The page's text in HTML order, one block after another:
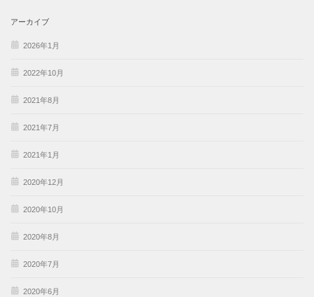
アーカイブ
2026年1月
2022年10月
2021年8月
2021年7月
2021年1月
2020年12月
2020年10月
2020年8月
2020年7月
2020年6月